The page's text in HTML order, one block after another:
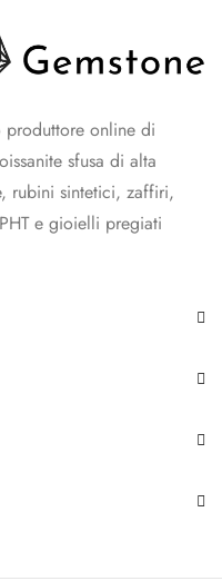
produttore online di
sfusa di alta
rubini sintetici, zaffiri,
e gioielli pregiati